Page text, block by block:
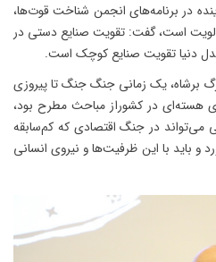
در برنامه‌های انجمن شناخت قوت‌ها،
است، گفت: تقویت صنایع دستی در
دنیا تقویت صنایع کوچک است.
برشاه، یک زمانی جنگ جنگ تا پیروزی
هسته‌ای در کشوراز مباحث مطرح بود،
می‌تواند در جنگ اقتصادی که کم‌سابقه
و باید با این ظرفیت‌ها و نیروی انسانی